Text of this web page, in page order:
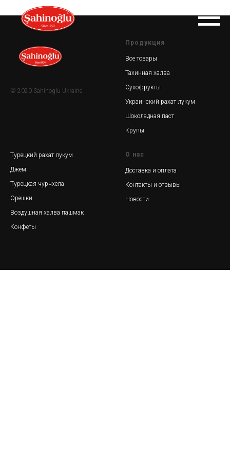
© 2020 Sahinoglu Ukraine
Продукция
Все товары
Тахинная халва
Сухофрукты
Украинский рахат лукум
Шоколадная паст
Крупы
Турецкий рахат лукум
Джем
Турецкая чурчхела
Орешки
Воздушная халва пашмак
Конфеты
О нас
Доставка и оплата
Контакты и отзывы
Новости